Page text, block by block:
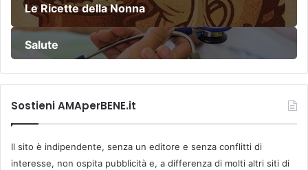
Le Ricette della Nonna
Salute
Sostieni AMAperBENE.it
Il sito è indipendente, senza un editore e senza conflitti di
interesse, non ospita pubblicità e, a differenza di molti altri siti di